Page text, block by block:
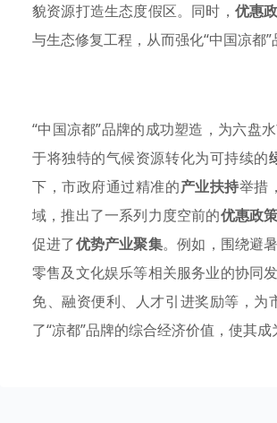
貌资源打造生态度假区。同时， 优惠
与生态修复工程，从而强化“中国凉都
“中国凉都”品牌的成功塑造，为六盘
于将独特的气候资源转化为可持续的
下，市政府通过精准的产业扶持举措
域，推出了一系列力度空前的优惠政策
促进了优势产业聚集。例如，围绕避
零售及文化娱乐等相关服务业的协同
免、融资便利、人才引进奖励等，
了“凉都”品牌的综合经济价值，使其